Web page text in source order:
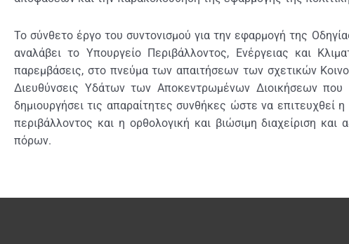
Το σύνθετο έργο του συντονισμού για την εφαρμογή της
αναλάβει το Υπουργείο Περιβάλλοντος, Ενέργειας και
παρεμβάσεις, στο πνεύμα των απαιτήσεων των σχετικών
Διευθύνσεις Υδάτων των Αποκεντρωμένων Διοικήσεων
δημιουργήσει τις απαραίτητες συνθήκες ώστε να επιτευχθεί
περιβάλλοντος και η ορθολογική και βιώσιμη διαχείριση
πόρων.